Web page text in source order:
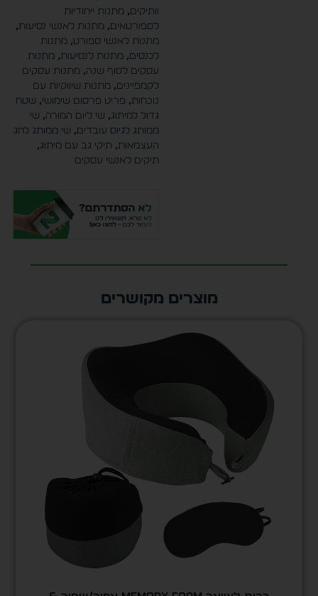
וותיקים, מתנות ייחודיות
לספורטאים, מתנות לאנשי נסיעות,
מתנות לאנשי ספורט, מתנות
לכנסים, מתנות לנסיעות, מתנות
עסקים לסוף שנה, מתנות עסקים
לקמפיינים, מתנות שיווקיות עם
נוכחות, פריט פרסום שימושי, שטח
גדול למיתוג , שי ליום המורה, שי
ממותג לגיוס עובדים, שי ממותג לחג
העצמאות, תיקי גב עם מיתוג ,
תיקים לאנשי עסקים
מוצרים מקושרים